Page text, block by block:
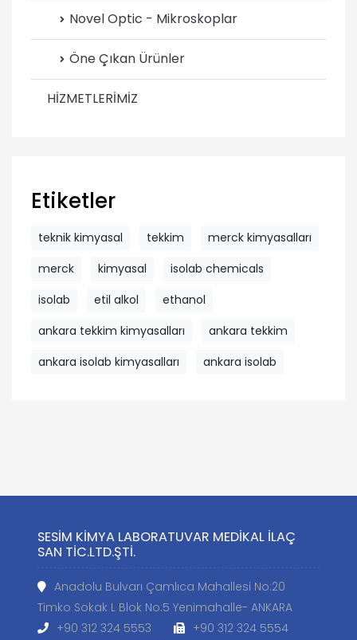
Novel Optic - Mikroskoplar
Öne Çıkan Ürünler
HİZMETLERİMİZ
Etiketler
teknik kimyasal tekkim
merck kimyasalları
merck
kimyasal
isolab chemicals
isolab
etil alkol
ethanol
ankara tekkim kimyasalları
ankara tekkim
ankara isolab kimyasalları
ankara isolab
SESİM KİMYA LABORATUVAR MEDİKAL İLAÇ
SAN TİC.LTD.ŞTİ.
Anadolu Bulvarı Çamlıca Mahallesi No:20
Timko Sokak L Blok No:5 Yenimahalle- ANKARA
+90 312 324 5553
+90 312 324 5554